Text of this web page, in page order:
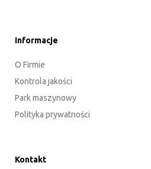
Informacje
O Firmie
Kontrola jakości
Park maszynowy
Polityka prywatności
Kontakt